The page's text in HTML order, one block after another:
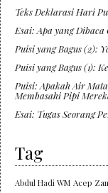
Teks Deklarasi Hari
Esai: Apa yang
Puisi yang Bagus (2):
Puisi yang Bagus (1):
Puisi: Apakah Air
Membasahi Pipi
Esai: Tugas Seorang
Tag
Abdul Hadi WM Acep